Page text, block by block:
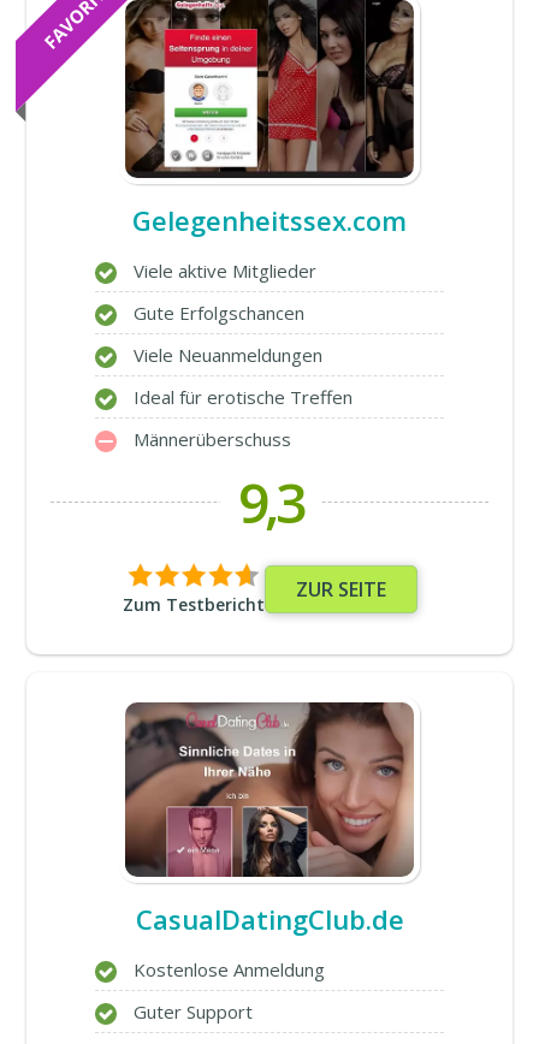
Gelegenheitssex.com
Viele aktive Mitglieder
Gute Erfolgschancen
Viele Neuanmeldungen
Ideal für erotische Treffen
Männerüberschuss
9,3
Zum Testbericht
ZUR SEITE
CasualDatingClub.de
Kostenlose Anmeldung
Guter Support